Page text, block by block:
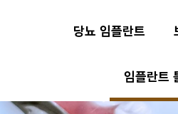
당뇨 임플란트
임플란트